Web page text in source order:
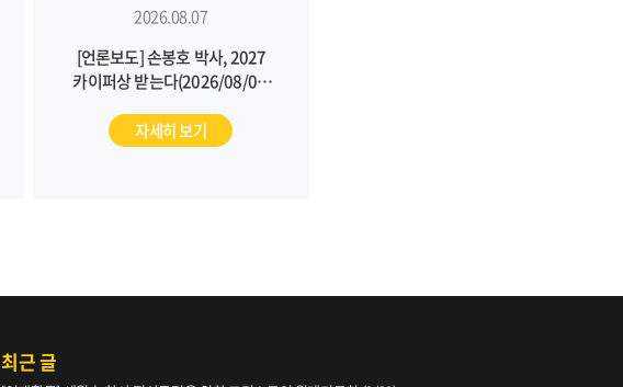
2026.08.07
[언론보도] 손봉호 박사, 2027
카이퍼상 받는다(2026/08/04,
자세히 보기
최근 글